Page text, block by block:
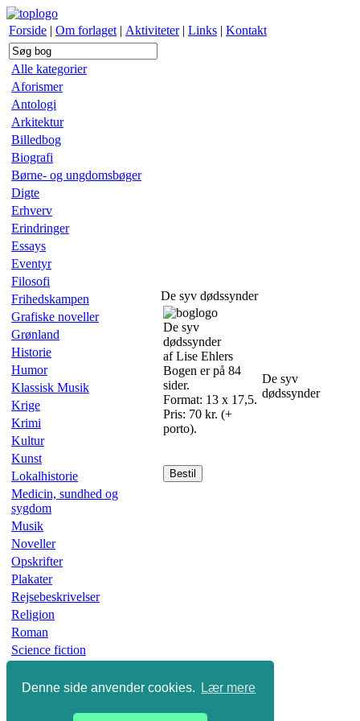
Denne side anvender cookies. Lær mere
Forside | Om forlaget | Aktiviteter | Links | Kontakt
Alle kategorier
Aforismer
Antologi
Arkitektur
Billedbog
Biografi
Børne- og ungdomsbøger
Digte
Erhverv
Erindringer
Essays
Eventyr
Filosofi
Frihedskampen
Grafiske noveller
Grønland
Historie
Humor
Klassisk Musik
Krige
Krimi
Kultur
Kunst
Lokalhistorie
Medicin, sundhed og
sygdom
Musik
Noveller
Opskrifter
Plakater
Rejsebeskrivelser
Religion
Roman
Science fiction
Slægtsbøger
De syv dødssynder
De syv
dødssynder
af Lise Ehlers
Bogen er på 84
sider.
Format: 13 x 17,5.
Pris: 70 kr. (+
porto).
Bestil
De syv
dødssynder